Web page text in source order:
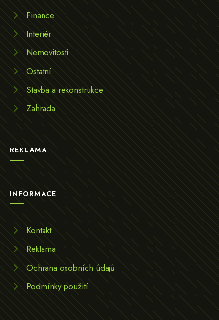
Finance
Interiér
Nemovitosti
Ostatní
Stavba a rekonstrukce
Zahrada
REKLAMA
INFORMACE
Kontakt
Reklama
Ochrana osobních údajů
Podmínky použití